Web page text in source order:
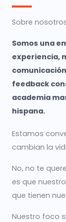
Sobre
Somos una
experiencia,
feedback
academia
hispana.
Estamos
cambian la
No, no te
es que
que tienen
Nuestro foco